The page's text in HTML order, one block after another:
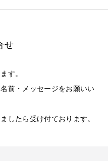
せ
す。
前・メッセージをお願いい
したら受け付ております。